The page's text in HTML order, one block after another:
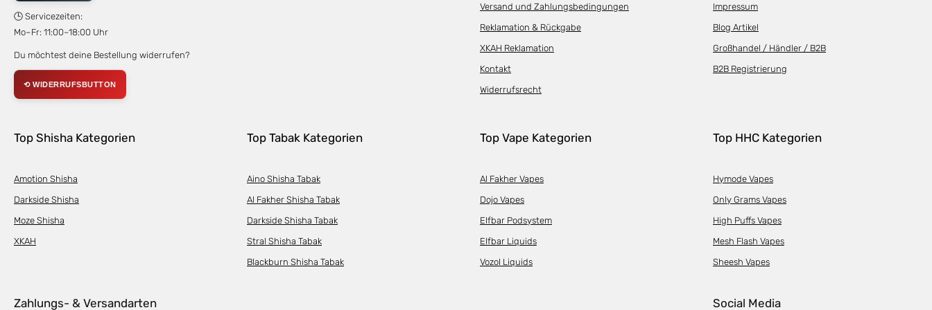
🕒 Servicezeiten:
Mo–Fr: 11:00–18:00 Uhr
Du möchtest deine Bestellung widerrufen?
⟲ WIDERRUFSBUTTON
Versand und Zahlungsbedingungen
Reklamation & Rückgabe
XKAH Reklamation
Kontakt
Widerrufsrecht
Impressum
Blog Artikel
Großhandel / Händler / B2B
B2B Registrierung
Top Shisha Kategorien
Amotion Shisha
Darkside Shisha
Moze Shisha
XKAH
Top Tabak Kategorien
Aino Shisha Tabak
Al Fakher Shisha Tabak
Darkside Shisha Tabak
Stral Shisha Tabak
Blackburn Shisha Tabak
Top Vape Kategorien
Al Fakher Vapes
Dojo Vapes
Elfbar Podsystem
Elfbar Liquids
Vozol Liquids
Top HHC Kategorien
Hymode Vapes
Only Grams Vapes
High Puffs Vapes
Mesh Flash Vapes
Sheesh Vapes
Zahlungs- & Versandarten Social Media